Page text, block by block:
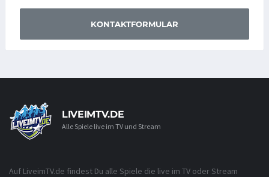
KONTAKTFORMULAR
LIVEIMTV.DE
Alle Spiele live im TV und Stream
Auf LiveimTV.de findest Du alle Spiele die live im TV oder Stream